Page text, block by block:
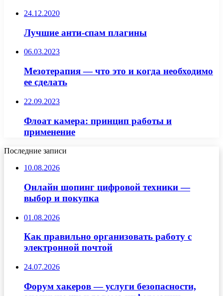
24.12.2020
Лучшие анти-спам плагины
06.03.2023
Мезотерапия — что это и когда необходимо
ее сделать
22.09.2023
Флоат камера: принцип работы и
применение
Последние записи
10.08.2026
Онлайн шопинг цифровой техники —
выбор и покупка
01.08.2026
Как правильно организовать работу с
электронной почтой
24.07.2026
Форум хакеров — услуги безопасности,